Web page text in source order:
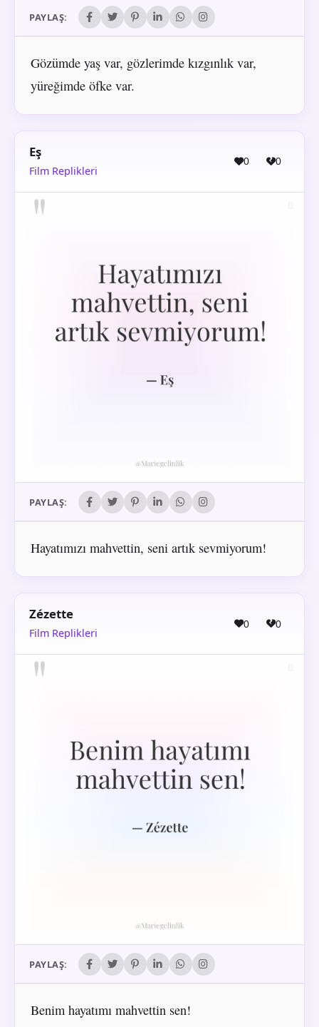
PAYLAŞ:
Gözümde yaş var, gözlerimde kızgınlık var,
yüreğimde öfke var.
Eş
Film Replikleri
0 0
PAYLAŞ:
Hayatımızı mahvettin, seni artık sevmiyorum!
Zézette
Film Replikleri
0 0
PAYLAŞ:
Benim hayatımı mahvettin sen!